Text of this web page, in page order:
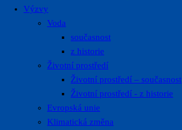
Výzvy
Voda
současnost
z historie
Životní prostředí
Životní prostředí – současnost
Životní prostředí ​- z historie
Evropská unie
Klimatická změna